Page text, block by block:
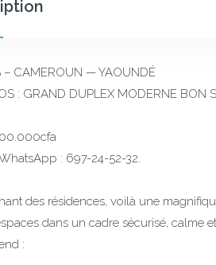
– CAMEROUN — YAOUNDÉ
: GRAND DUPLEX MODERNE BON
: 697-24-52-32.
des résidences, voilà une
dans un cadre sécurisé, calme et
: